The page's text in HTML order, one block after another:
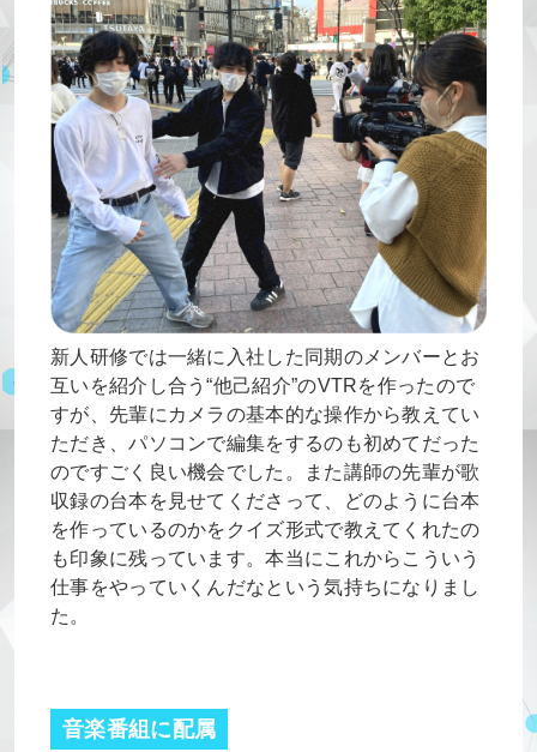
新人研修では一緒に入社した同期のメンバーとお
互いを紹介し合う“他己紹介”のVTRを作ったので
すが、先輩にカメラの基本的な操作から教えてい
ただき、パソコンで編集をするのも初めてだった
のですごく良い機会でした。また講師の先輩が歌
収録の台本を見せてくださって、どのように台本
を作っているのかをクイズ形式で教えてくれたの
も印象に残っています。本当にこれからこういう
仕事をやっていくんだなという気持ちになりまし
た。
音楽番組に配属